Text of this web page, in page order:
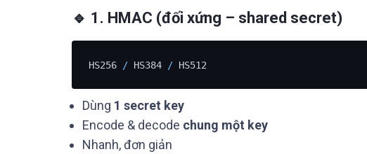
🔹 1. HMAC (đối xứng – shared secret)
HS256 / HS384 /
Dùng 1 secret key
Encode & decode chung một key
Nhanh, đơn giản